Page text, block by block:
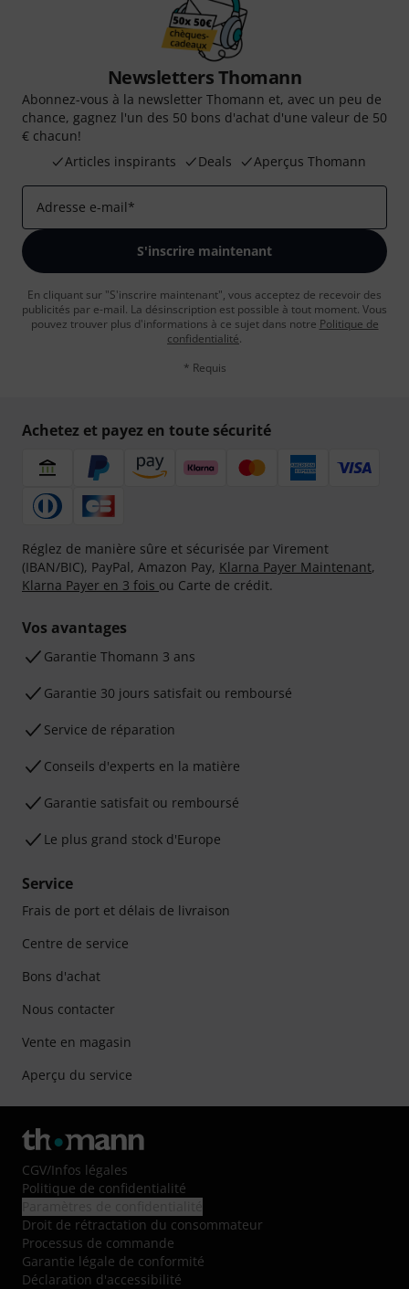
Newsletters Thomann
Abonnez-vous à la newsletter Thomann et, avec un peu de
chance, gagnez l'un des 50 bons d'achat d'une valeur de 50
€ chacun!
Articles inspirants
Deals Aperçus Thomann
Adresse e-mail*
S'inscrire maintenant
En cliquant sur "S'inscrire maintenant", vous acceptez de recevoir des
publicités par e-mail. La désinscription est possible à tout moment. Vous
pouvez trouver plus d'informations à ce sujet dans notre Politique de
confidentialité.
* Requis
Achetez et payez en toute sécurité
Réglez de manière sûre et sécurisée par Virement
(IBAN/BIC), PayPal, Amazon Pay, Klarna Payer Maintenant,
Klarna Payer en 3 fois ou Carte de crédit.
Vos avantages
Ga­ran­tie Thomann 3 ans
Garantie 30 jours satisfait ou remboursé
Service de réparation
Conseils d'experts en la matière
Garantie satisfait ou remboursé
Le plus grand stock d'Europe
Service
Frais de port et délais de livraison
Centre de service
Bons d'achat
Nous contacter
Vente en magasin
Aperçu du service
CGV/Infos légales
Politique de confidentialité
Droit de rétractation du consommateur
Processus de commande
Garantie légale de conformité
Déclaration d'accessibilité